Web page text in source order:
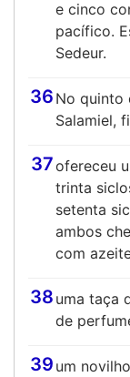
e cinco
pacífico.
Sedeur.
36 No quinto
Salamiel,
37ofereceu
trinta
setenta
ambos
com
38 uma taça
de
39 um